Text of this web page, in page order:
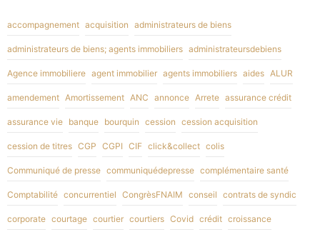
accompagnement acquisition administrateurs de biens
administrateurs de biens; agents immobiliers administrateursdebiens
Agence immobiliere agent immobilier agents immobiliers aides ALUR
amendement Amortissement ANC annonce Arrete assurance crédit
assurance vie banque bourquin cession cession acquisition
cession de titres CGP CGPI CIF click&collect colis
Communiqué de presse communiquédepresse complémentaire santé
Comptabilité concurrentiel CongrèsFNAIM conseil contrats de syndic
corporate courtage courtier courtiers Covid crédit croissance